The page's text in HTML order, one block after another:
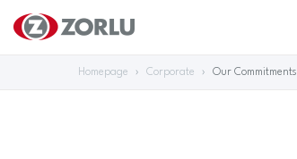
Homepage Corporate Our Commitments